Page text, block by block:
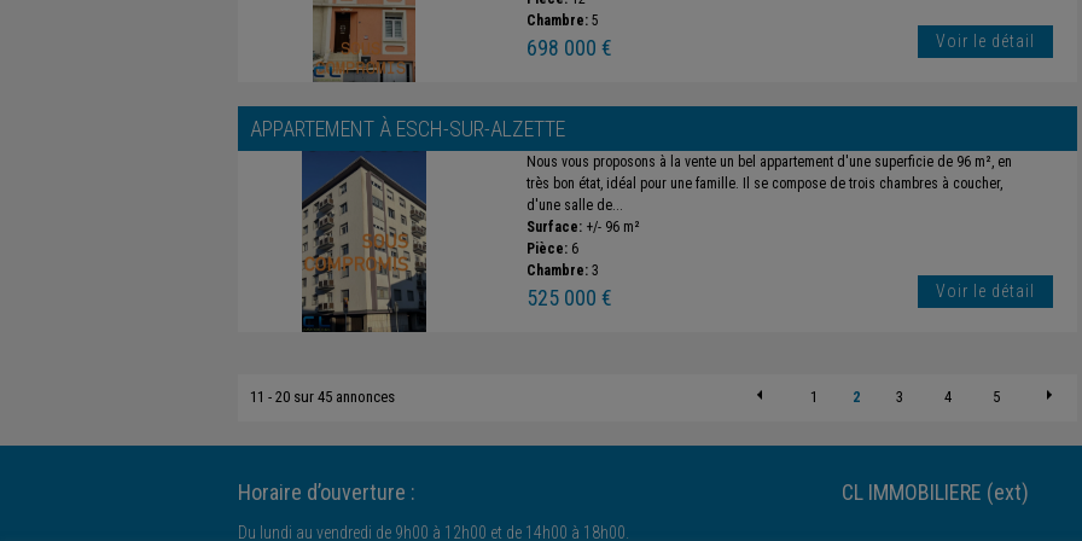
Chambre: 5
698 000 € Voir le détail
APPARTEMENT À ESCH-SUR-ALZETTE
Nous vous proposons à la vente un bel appartement d'une superficie de 96 m², en
très bon état, idéal pour une famille. Il se compose de trois chambres à coucher,
d'une salle de...
Surface: +/- 96 m²
Pièce: 6
Chambre: 3
525 000 € Voir le détail
11 - 20 sur 45 annonces 1 2 3 4 5
Horaire d’ouverture :
Du lundi au vendredi de 9h00 à 12h00 et de 14h00 à 18h00.
CL IMMOBILIERE (ext)